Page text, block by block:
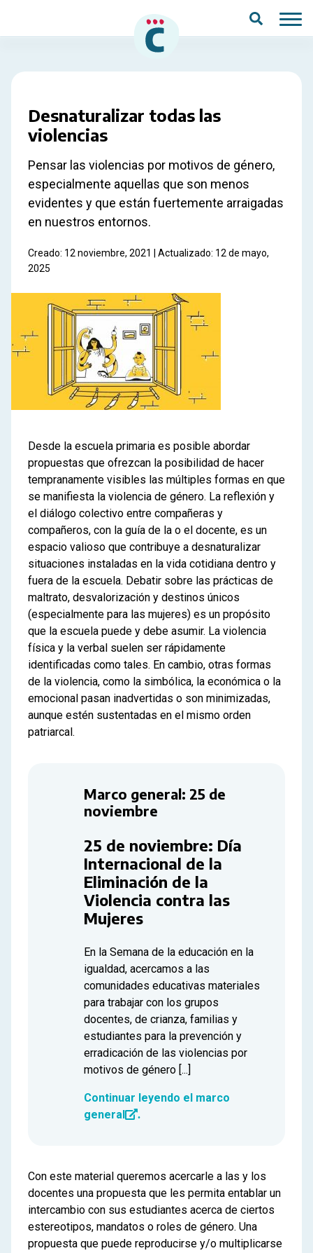
Desnaturalizar todas las
violencias
Pensar las violencias por motivos de género,
especialmente aquellas que son menos
evidentes y que están fuertemente arraigadas
en nuestros entornos.
Creado: 12 noviembre, 2021 | Actualizado: 12 de mayo,
2025
Desde la escuela primaria es posible abordar
propuestas que ofrezcan la posibilidad de hacer
tempranamente visibles las múltiples formas en que
se manifiesta la violencia de género. La reflexión y
el diálogo colectivo entre compañeras y
compañeros, con la guía de la o el docente, es un
espacio valioso que contribuye a desnaturalizar
situaciones instaladas en la vida cotidiana dentro y
fuera de la escuela. Debatir sobre las prácticas de
maltrato, desvalorización y destinos únicos
(especialmente para las mujeres) es un propósito
que la escuela puede y debe asumir. La violencia
física y la verbal suelen ser rápidamente
identificadas como tales. En cambio, otras formas
de la violencia, como la simbólica, la económica o la
emocional pasan inadvertidas o son minimizadas,
aunque estén sustentadas en el mismo orden
patriarcal.
Marco general: 25 de
noviembre
25 de noviembre: Día
Internacional de la
Eliminación de la
Violencia contra las
Mujeres
En la Semana de la educación en la
igualdad, acercamos a las
comunidades educativas materiales
para trabajar con los grupos
docentes, de crianza, familias y
estudiantes para la prevención y
erradicación de las violencias por
motivos de género [...]
Continuar leyendo el marco
general
.
Con este material queremos acercarle a las y los
docentes una propuesta que les permita entablar un
intercambio con sus estudiantes acerca de ciertos
estereotipos, mandatos o roles de género. Una
propuesta que puede reproducirse y/o multiplicarse